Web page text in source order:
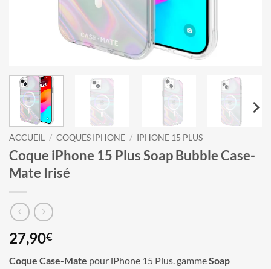
ACCUEIL / COQUES IPHONE / IPHONE 15 PLUS
Coque iPhone 15 Plus Soap Bubble Case-
Mate Irisé
27,90€
Coque Case-Mate pour iPhone 15 Plus. gammeSoap